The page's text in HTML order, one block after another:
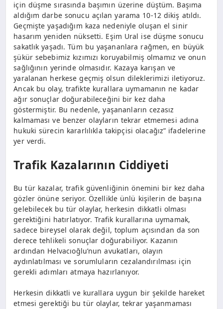
için düşme sırasında başımın üzerine düştüm. Başıma
aldığım darbe sonucu açılan yarama 10-12 dikiş atıldı.
Geçmişte yaşadığım kaza nedeniyle oluşan el sinir
hasarım yeniden nüksetti. Eşim Ural ise düşme sonucu
sakatlık yaşadı. Tüm bu yaşananlara rağmen, en büyük
şükür sebebimiz kızımızı koruyabilmiş olmamız ve onun
sağlığının yerinde olmasıdır. Kazaya karışan ve
yaralanan herkese geçmiş olsun dileklerimizi iletiyoruz.
Ancak bu olay, trafikte kurallara uymamanın ne kadar
ağır sonuçlar doğurabileceğini bir kez daha
göstermiştir. Bu nedenle, yaşananların cezasız
kalmaması ve benzer olayların tekrar etmemesi adına
hukuki sürecin kararlılıkla takipçisi olacağız” ifadelerine
yer verdi.
Trafik Kazalarının Ciddiyeti
Bu tür kazalar, trafik güvenliğinin önemini bir kez daha
gözler önüne seriyor. Özellikle ünlü kişilerin de başına
gelebilecek bu tür olaylar, herkesin dikkatli olması
gerektiğini hatırlatıyor. Trafik kurallarına uymamak,
sadece bireysel olarak değil, toplum açısından da son
derece tehlikeli sonuçlar doğurabiliyor. Kazanın
ardından Helvacıoğlu’nun avukatları, olayın
aydınlatılması ve sorumluların cezalandırılması için
gerekli adımları atmaya hazırlanıyor.
Herkesin dikkatli ve kurallara uygun bir şekilde hareket
etmesi gerektiği bu tür olaylar, tekrar yaşanmaması